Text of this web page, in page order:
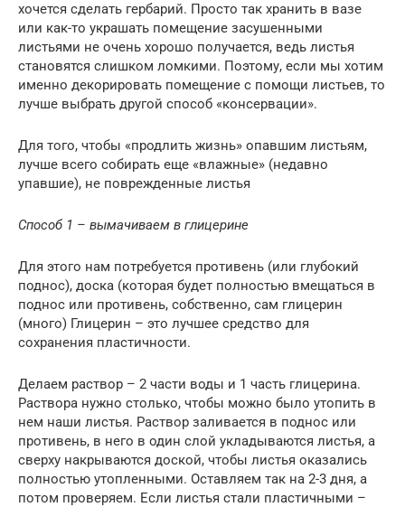
хочется сделать гербарий. Просто так хранить в вазе
или как-то украшать помещение засушенными
листьями не очень хорошо получается, ведь листья
становятся слишком ломкими. Поэтому, если мы хотим
именно декорировать помещение с помощи листьев, то
лучше выбрать другой способ «консервации».
Для того, чтобы «продлить жизнь» опавшим листьям,
лучше всего собирать еще «влажные» (недавно
упавшие), не поврежденные листья
Способ 1 – вымачиваем в глицерине
Для этого нам потребуется противень (или глубокий
поднос), доска (которая будет полностью вмещаться в
поднос или противень, собственно, сам глицерин
(много) Глицерин – это лучшее средство для
сохранения пластичности.
Делаем раствор – 2 части воды и 1 часть глицерина.
Раствора нужно столько, чтобы можно было утопить в
нем наши листья. Раствор заливается в поднос или
противень, в него в один слой укладываются листья, а
сверху накрываются доской, чтобы листья оказались
полностью утопленными. Оставляем так на 2-3 дня, а
потом проверяем. Если листья стали пластичными –